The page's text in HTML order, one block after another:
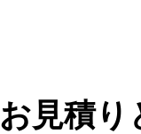
お見積り